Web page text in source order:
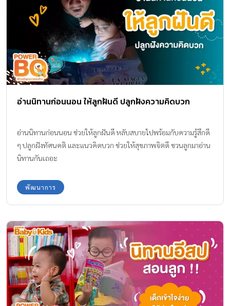
อ่านนิทานก่อนนอน ให้ลูกฝันดี ปลูกฝังความคิดบวก
อ่านนิทานก่อนนอน ช่วยให้ลูกฝันดี หลับสบายไปพร้อมกับความรู้สึกดี
ๆ ปลูกฝังทัศนคติ และแนวคิดบวก ช่วยให้สุขภาพจิตดี ชวนลูกมาอ่าน
นิทานกันเถอะ
พัฒนาการ